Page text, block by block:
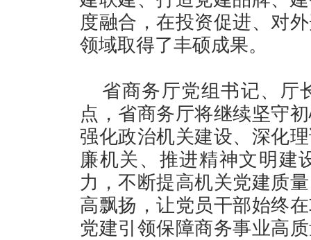
度融合，在投资促进、对
领域取得了丰硕成果。
省商务厅党组书记、厅
点，省商务厅将继续坚守
强化政治机关建设、深化
廉机关、推进精神文明建
力，不断提高机关党建质
高飘扬，让党员干部始终
党建引领保障商务事业高